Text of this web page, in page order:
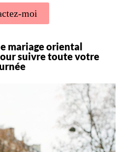
moi
mariage oriental
suivre toute votre